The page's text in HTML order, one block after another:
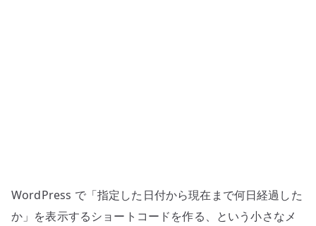
表
示
WordPress で「指定した日付から現在まで何日経過した
か」を表示するショートコードを作る、という小さなメ